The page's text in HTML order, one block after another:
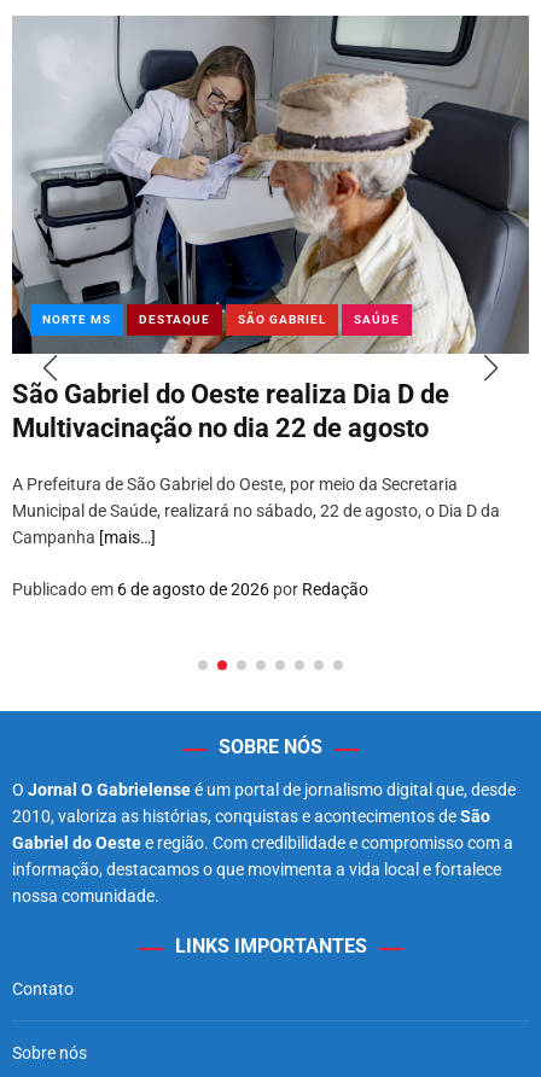
NORTE MS DESTAQUE SÃO GABRIEL SAÚDE
São Gabriel do Oeste realiza Dia D de
Multivacinação no dia 22 de agosto
A Prefeitura de São Gabriel do Oeste, por meio da Secretaria
Municipal de Saúde, realizará no sábado, 22 de agosto, o Dia D da
Campanha [mais…]
Publicado em 6 de agosto de 2026 por Redação
SOBRE NÓS
O Jornal O Gabrielenseé um portal de jornalismo digital que, desde
2010, valoriza as histórias, conquistas e acontecimentos deSão
Gabriel do Oestee região. Com credibilidade e compromisso com a
informação, destacamos o que movimenta a vida local e fortalece
nossa comunidade.
LINKS IMPORTANTES
Contato
Sobre nós